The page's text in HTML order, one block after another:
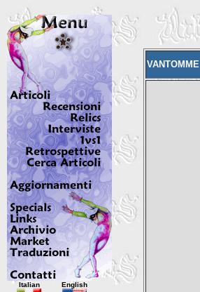
VANTOMME
Italian English